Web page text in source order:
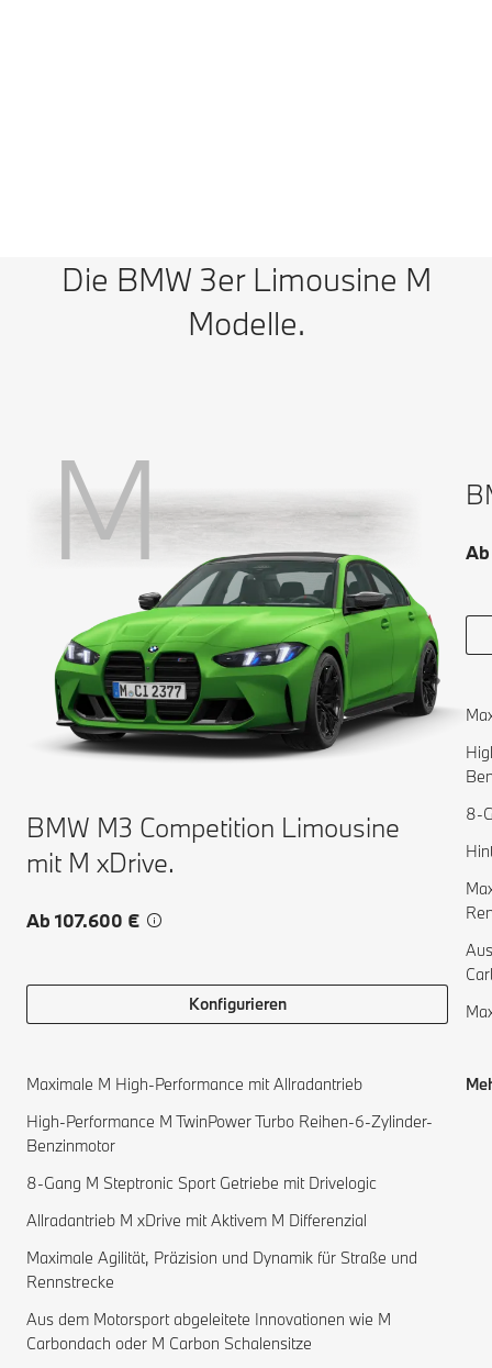
Die BMW 3er Limousine M
Modelle.
M
BMW M3 Competition Limousine
mit M xDrive.
Ab 107.600 €
Konfigurieren
Maximale M High-Performance mit Allradantrieb
High-Performance M TwinPower Turbo Reihen-6-Zylinder-
Benzinmotor
8-Gang M Steptronic Sport Getriebe mit Drivelogic
Allradantrieb M xDrive mit Aktivem M Differenzial
Maximale Agilität, Präzision und Dynamik für Straße und
Rennstrecke
Aus dem Motorsport abgeleitete Innovationen wie M
Carbondach oder M Carbon Schalensitze
8-